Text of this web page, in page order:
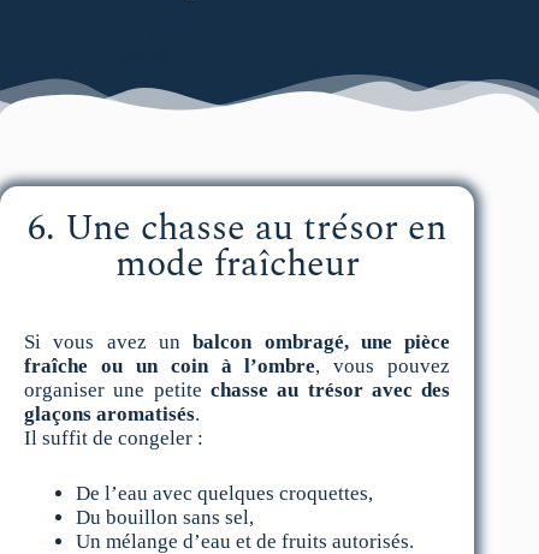
6. Une chasse au trésor en
mode fraîcheur
Si vous avez unbalcon ombragé, une pièce
fraîche ou un coin à l’ombre, vous pouvez
organiser une petite chasse au trésor avec des
glaçons aromatisés.
Il suffit de congeler :
De l’eau avec quelques croquettes,
Du bouillon sans sel,
Un mélange d’eau et de fruits autorisés.